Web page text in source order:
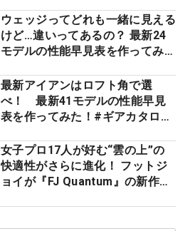
ウェッジってどれも一緒に見える
けど…違いってあるの？ 最新24
モデルの性能早見表を作ってみ
最新アイアンはロフト角で選
べ！ 最新41モデルの性能早見
表を作ってみた！#ギアカタログ
女子プロ17人が好む“雲の上”の
快適性がさらに進化！ フットジ
ョイが『FJ Quantum』の新作を